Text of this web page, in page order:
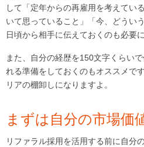
して「定年からの再雇用を考えてい
いて思っていること」「今、どうい
日頃から相手に伝えておくのも必要
また、自分の経歴を150文字くらい
れる準備をしておくのもオススメで
リアの棚卸しになりますよ。
まずは自分の市場価
リファラル採用を活用する前に自分